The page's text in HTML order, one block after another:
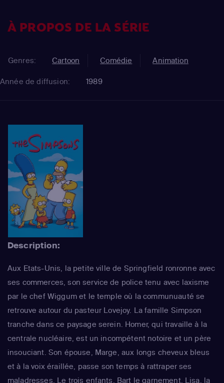
À PROPOS DE LA SÉRIE
Genres: Cartoon Comédie Animation
Année de diffusion: 1989
Description:
Aux Etats-Unis, la petite ville de Springfield ronronne avec
ses commerces, son service de police tenu avec laxisme
par le chef Wiggum et le temple où la communuauté se
retrouve autour du pasteur Lovejoy. La famille Simpson
tranche dans ce paysage serein. Homer, qui travaille à la
centrale nucléaire, est un incompétent notoire et un père
insouciant. Son épouse, Marge, aux longs cheveux bleus
et à la voix éraillée, passe son temps à rattraper ses
maladresses. Le trois enfants, Bart le garnement, Lisa, la